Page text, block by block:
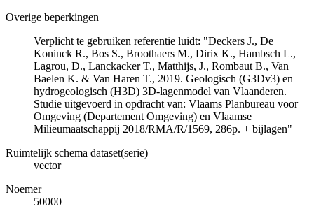
Overige beperkingen
Verplicht te gebruiken referentie luidt: "Deckers J., De
Koninck R., Bos S., Broothaers M., Dirix K., Hambsch L.,
Lagrou, D., Lanckacker T., Matthijs, J., Rombaut B., Van
Baelen K. & Van Haren T., 2019. Geologisch (G3Dv3) en
hydrogeologisch (H3D) 3D-lagenmodel van Vlaanderen.
Studie uitgevoerd in opdracht van: Vlaams Planbureau voor
Omgeving (Departement Omgeving) en Vlaamse
Milieumaatschappij 2018/RMA/R/1569, 286p. + bijlagen"
Ruimtelijk schema dataset(serie)
vector
Noemer
50000